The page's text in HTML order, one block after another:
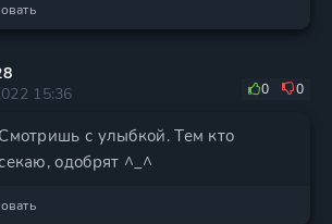
15:36
0 0
с улыбкой. Тем кто
одобрят ^_^